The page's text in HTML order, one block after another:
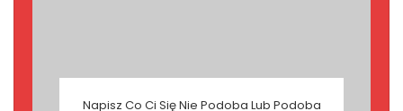
Napisz Co Ci Się Nie Podoba Lub Podoba